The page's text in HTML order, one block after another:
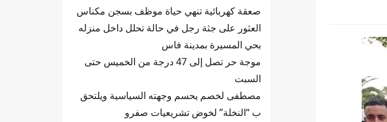
صعقة كهربائية تنهي حياة موظف بسجن مكناس
العثور على جثة رجل في حالة تحلل داخل منزله
بحي المسيرة بمدينة فاس
موجة حر تصل إلى 47 درجة من الخميس حتى
السبت
مصطفى لخصم يحسم وجهته السياسية ويلتحق
ب “النخلة” لخوض تشريعيات صفرو